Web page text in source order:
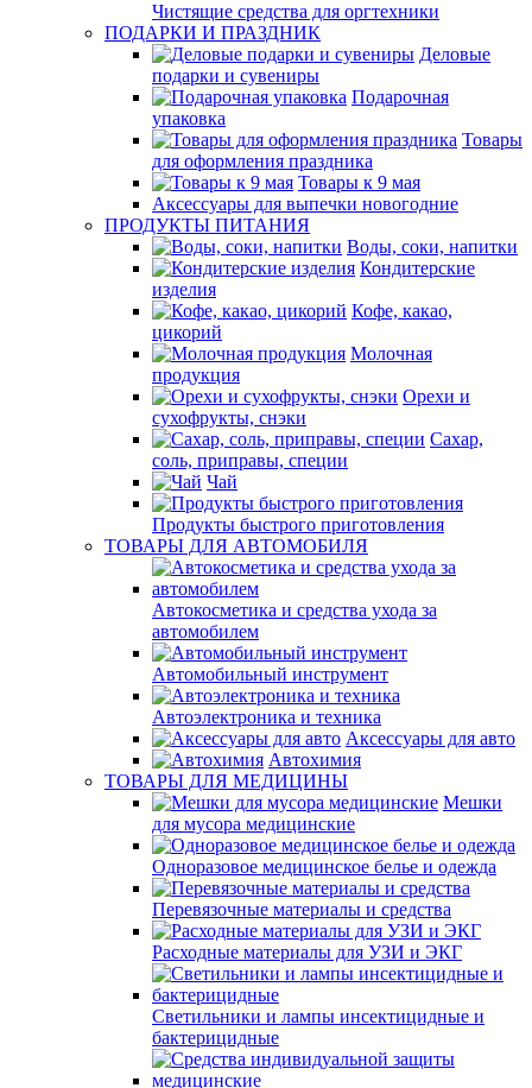
Чистящие средства для оргтехники
ПОДАРКИ И ПРАЗДНИК
Деловые
подарки и сувениры
Подарочная
упаковка
Товары
для оформления праздника
Товары к 9 мая
Аксессуары для выпечки новогодние
ПРОДУКТЫ ПИТАНИЯ
Воды, соки, напитки
Кондитерские
изделия
Кофе, какао,
цикорий
Молочная
продукция
Орехи и
сухофрукты, снэки
Сахар,
соль, приправы, специи
Чай
Продукты быстрого приготовления
ТОВАРЫ ДЛЯ АВТОМОБИЛЯ
Автокосметика и средства ухода за
автомобилем
Автомобильный инструмент
Автоэлектроника и техника
Аксессуары для авто
Автохимия
ТОВАРЫ ДЛЯ МЕДИЦИНЫ
Мешки
для мусора медицинские
Одноразовое медицинское белье и одежда
Перевязочные материалы и средства
Расходные материалы для УЗИ и ЭКГ
Светильники и лампы инсектицидные и
бактерицидные